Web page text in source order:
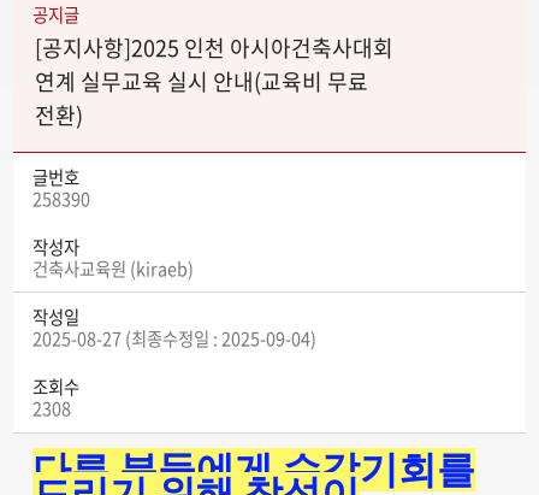
공지글
[공지사항]2025 인천 아시아건축사대회
연계 실무교육 실시 안내(교육비 무료
전환)
글번호
258390
작성자
건축사교육원 (kiraeb)
작성일
2025-08-27 (최종수정일 : 2025-09-04)
조회수
2308
다른 분들에게 수강기회를